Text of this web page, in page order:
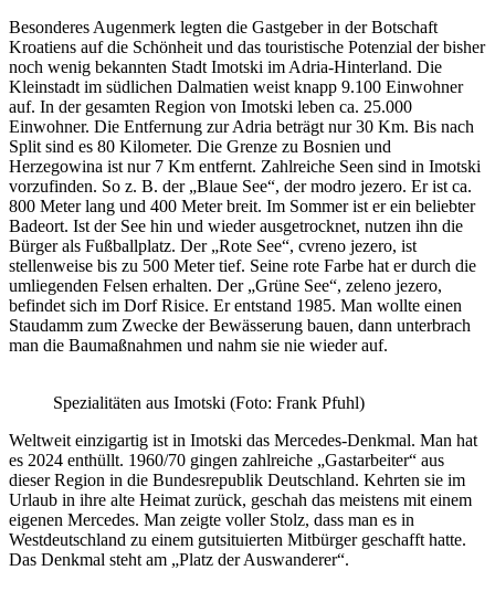
Besonderes Augenmerk legten die Gastgeber in der Botschaft
Kroatiens auf die Schönheit und das touristische Potenzial der bisher
noch wenig bekannten Stadt Imotski im Adria-Hinterland. Die
Kleinstadt im südlichen Dalmatien weist knapp 9.100 Einwohner
auf. In der gesamten Region von Imotski leben ca. 25.000
Einwohner. Die Entfernung zur Adria beträgt nur 30 Km. Bis nach
Split sind es 80 Kilometer. Die Grenze zu Bosnien und
Herzegowina ist nur 7 Km entfernt. Zahlreiche Seen sind in Imotski
vorzufinden. So z. B. der „Blaue See“, der modro jezero. Er ist ca.
800 Meter lang und 400 Meter breit. Im Sommer ist er ein beliebter
Badeort. Ist der See hin und wieder ausgetrocknet, nutzen ihn die
Bürger als Fußballplatz. Der „Rote See“, cvreno jezero, ist
stellenweise bis zu 500 Meter tief. Seine rote Farbe hat er durch die
umliegenden Felsen erhalten. Der „Grüne See“, zeleno jezero,
befindet sich im Dorf Risice. Er entstand 1985. Man wollte einen
Staudamm zum Zwecke der Bewässerung bauen, dann unterbrach
man die Baumaßnahmen und nahm sie nie wieder auf.
Spezialitäten aus Imotski (Foto: Frank Pfuhl)
Weltweit einzigartig ist in Imotski das Mercedes-Denkmal. Man hat
es 2024 enthüllt. 1960/70 gingen zahlreiche „Gastarbeiter“ aus
dieser Region in die Bundesrepublik Deutschland. Kehrten sie im
Urlaub in ihre alte Heimat zurück, geschah das meistens mit einem
eigenen Mercedes. Man zeigte voller Stolz, dass man es in
Westdeutschland zu einem gutsituierten Mitbürger geschafft hatte.
Das Denkmal steht am „Platz der Auswanderer“.